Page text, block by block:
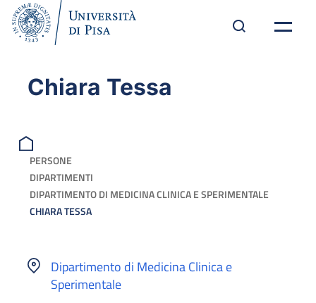
Chiara Tessa
PERSONE
DIPARTIMENTI
DIPARTIMENTO DI MEDICINA CLINICA E SPERIMENTALE
CHIARA TESSA
Dipartimento di Medicina Clinica e
Sperimentale